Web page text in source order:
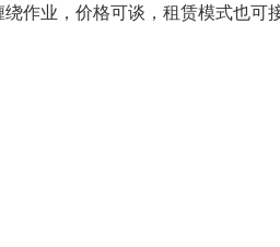
作业，价格可谈，租赁模式也可